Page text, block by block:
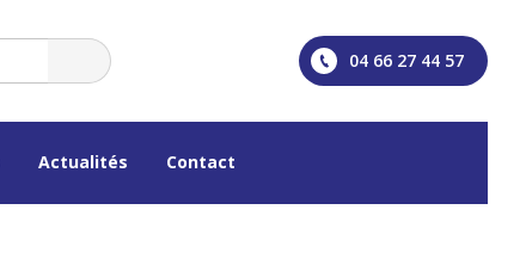
04 66 27 44 57
Actualités Contact